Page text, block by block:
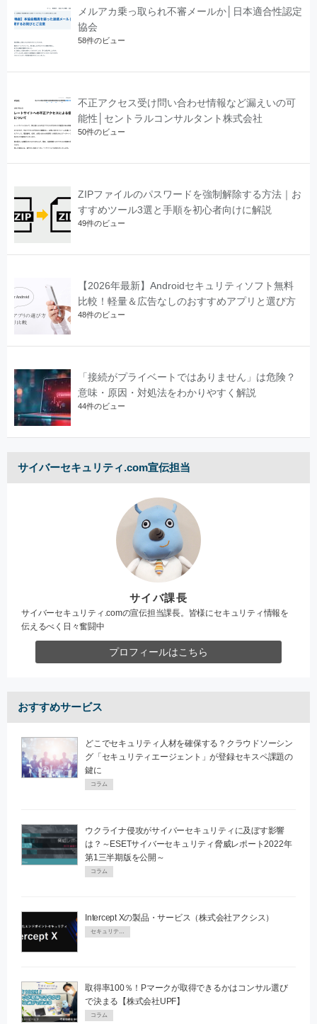
メルアカ乗っ取られ不審メールか│日本適合性認定
協会
58件のビュー
不正アクセス受け問い合わせ情報など漏えいの可
能性│セントラルコンサルタント株式会社
50件のビュー
ZIPファイルのパスワードを強制解除する方法｜お
すすめツール3選と手順を初心者向けに解説
49件のビュー
【2026年最新】Androidセキュリティソフト無料
比較！軽量＆広告なしのおすすめアプリと選び方
48件のビュー
「接続がプライベートではありません」は危険？
意味・原因・対処法をわかりやすく解説
44件のビュー
サイバーセキュリティ.com宣伝担当
サイバ課長
サイバーセキュリティ.comの宣伝担当課長。皆様にセキュリティ情報を
伝えるべく日々奮闘中
プロフィールはこちら
おすすめサービス
どこでセキュリティ人材を確保する？クラウドソーシン
グ「セキュリティエージェント」が登録セキスペ課題の
鍵に
コラム
ウクライナ侵攻がサイバーセキュリティに及ぼす影響
は？～ESETサイバーセキュリティ脅威レポート2022年
第1三半期版を公開～
コラム
Intercept Xの製品・サービス（株式会社アクシス）
セキュリティPR
取得率100％！Pマークが取得できるかはコンサル選び
で決まる【株式会社UPF】
コラム